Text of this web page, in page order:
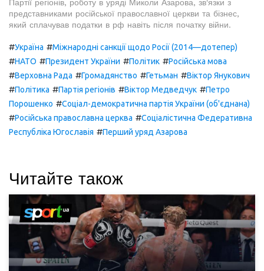
Партії регіонів, роботу в уряді Миколи Азарова, зв'язки з
представниками російської православної церкви та бізнес,
який сплачував податки в рф навіть після початку війни.
#Україна #Міжнародні санкції щодо Росії (2014—дотепер)
#НАТО #Президент України #Політик #Російська мова
#Верховна Рада #Громадянство #Гетьман #Віктор Янукович
#Політика #Партія регіонів #Віктор Медведчук #Петро
Порошенко #Соціал-демократична партія України (об'єднана)
#Російська православна церква #Соціалістична Федеративна
Республіка Югославія #Перший уряд Азарова
Читайте також